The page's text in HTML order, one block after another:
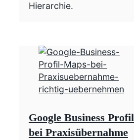
Hierarchie.
Google Business Profil
bei Praxisübernahme